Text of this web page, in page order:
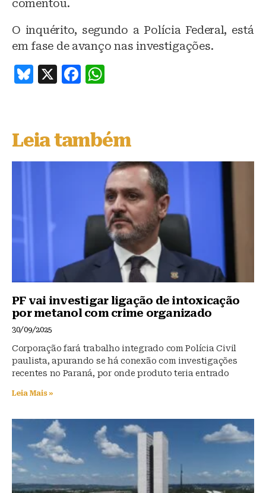
comentou.
O inquérito, segundo a Polícia Federal, está
em fase de avanço nas investigações.
B
s
k
X
F
e
b
s
A
p
p
Leia também
PF vai investigar ligação de intoxicação
por metanol com crime organizado
30/09/2025
Corporação fará trabalho integrado com Polícia Civil
paulista, apurando se há conexão com investigações
recentes no Paraná, por onde produto teria entrado
Leia Mais »